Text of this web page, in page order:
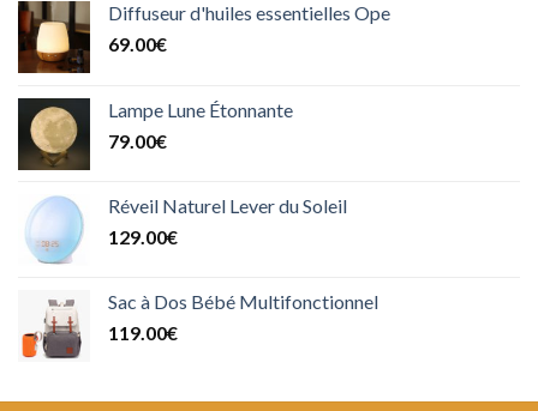
Diffuseur d'huiles essentielles Ope
69.00€
Lampe Lune Étonnante
79.00€
Réveil Naturel Lever du Soleil
129.00€
Sac à Dos Bébé Multifonctionnel
119.00€